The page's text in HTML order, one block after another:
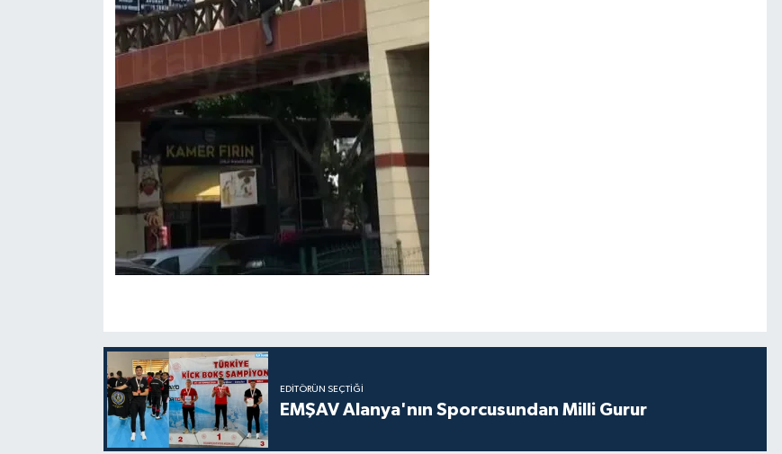
EDITÖRÜN SEÇTIĞI
EMŞAV Alanya'nın Sporcusundan Milli Gurur